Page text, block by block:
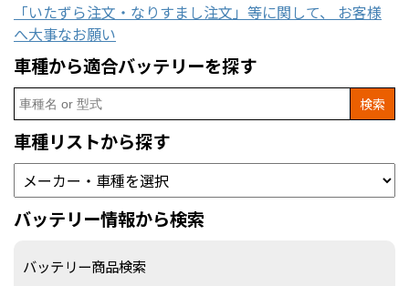
「いたずら注文・なりすまし注文」等に関して、 お客様
へ大事なお願い
車種から適合バッテリーを探す
Search
for:
車種リストから探す
バッテリー情報から検索
バッテリー商品検索